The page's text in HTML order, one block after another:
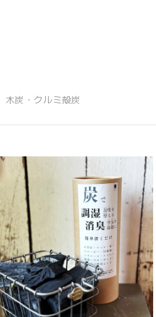
木炭・クルミ殻炭